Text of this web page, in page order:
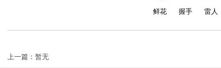
鲜花 握手 雷人
上一篇：暂无